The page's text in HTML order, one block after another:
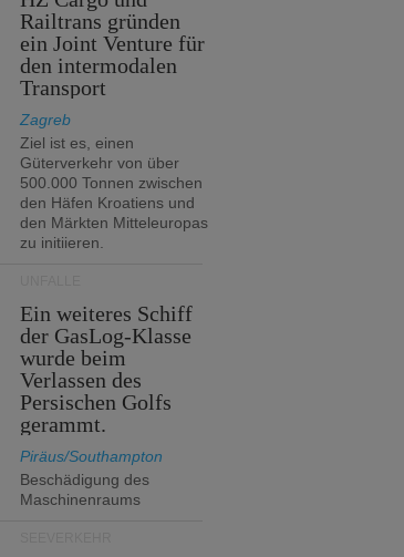
Railtrans gründen
ein Joint Venture für
den intermodalen
Transport
Zagreb
Ziel ist es, einen
Güterverkehr von über
500.000 Tonnen zwischen
den Häfen Kroatiens und
den Märkten Mitteleuropas
zu initiieren.
Ein weiteres Schiff
der GasLog-Klasse
wurde beim
Verlassen des
Persischen Golfs
gerammt.
Piräus/Southampton
Beschädigung des
Maschinenraums